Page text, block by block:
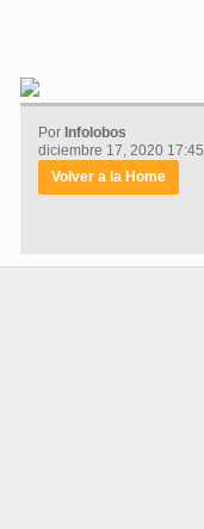
Por Infolobos
diciembre 17, 2020 17:45
Volver a la Home